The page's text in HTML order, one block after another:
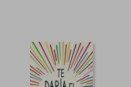
10%
dcto.